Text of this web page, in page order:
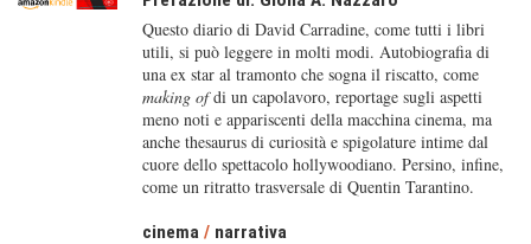
Questo diario di David Carradine, come tutti i libri
utili, si può leggere in molti modi. Autobiografia di
una ex star al tramonto che sogna il riscatto, come
making ofdi un capolavoro, reportage sugli aspetti
meno noti e appariscenti della macchina cinema, ma
anche thesaurus di curiosità e spigolature intime dal
cuore dello spettacolo hollywoodiano. Persino, infine,
come un ritratto trasversale di Quentin Tarantino.
cinema / narrativa